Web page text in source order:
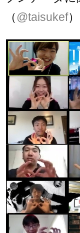
（@taisukef）